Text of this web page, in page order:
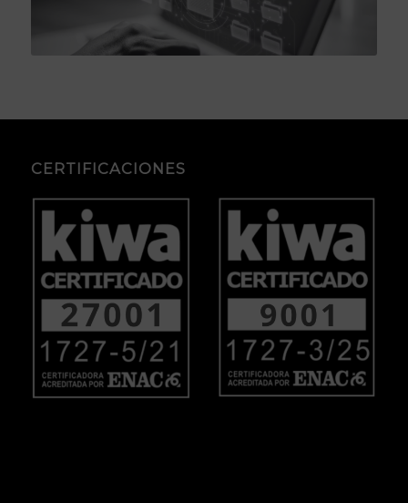
CERTIFICACIONES